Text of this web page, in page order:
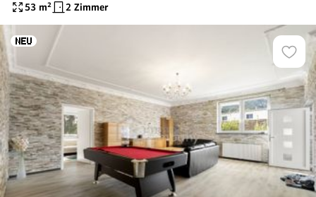
53 m² 2 Zimmer